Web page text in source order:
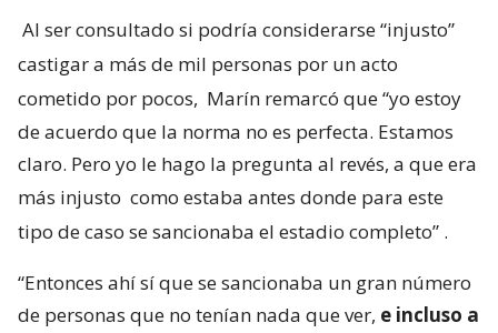
Al ser consultado si podría considerarse “injusto”
castigar a más de mil personas por un acto
cometido por pocos, Marín remarcó que “yo estoy
de acuerdo que la norma no es perfecta. Estamos
claro. Pero yo le hago la pregunta al revés, a que era
más injusto como estaba antes donde para este
tipo de caso se sancionaba el estadio completo” .
“Entonces ahí sí que se sancionaba un gran número
de personas que no tenían nada que ver, e incluso a